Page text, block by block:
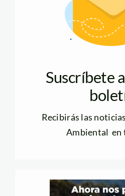
Suscríbete
Recibirás las
Ambiental en